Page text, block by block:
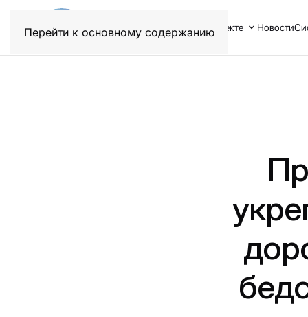
Перейти к основному содержаниюО проекте Новости